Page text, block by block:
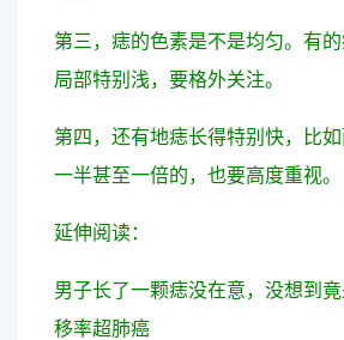
第三，痣的色素是不是均匀。有的
局部特别浅，要格外关注。
第四，还有地痣长得特别快，比
一半甚至一倍的，也要高度重视。
延伸阅读：
男子长了一颗痣没在意，没想到
移率超肺癌